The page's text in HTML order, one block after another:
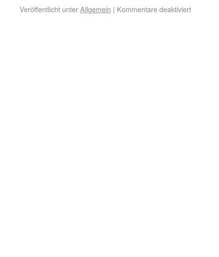
Veröffentlicht unterAllgemein | Kommentare deaktiviert